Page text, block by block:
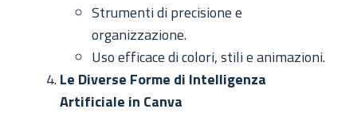
Strumenti di precisione e
organizzazione.
Uso efficace di colori, stili e animazioni.
Le Diverse Forme di Intelligenza
Artificiale in Canva